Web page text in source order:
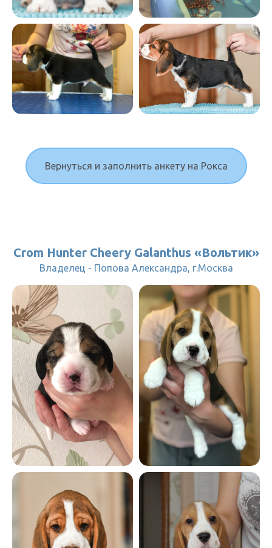
Вернуться и заполнить анкету на Рокса
Crom Hunter Cheery Galanthus «Вольтик»
Владелец - Попова Александра, г.Москва